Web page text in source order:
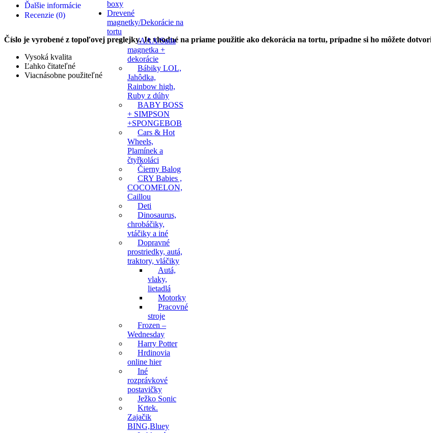
boxy
Drevené
magnetky/Dekorácie na
tortu
/AAA/Sada
magnetka +
dekorácie
Bábiky LOL,
Jahôdka,
Rainbow high,
Ruby z dúhy
BABY BOSS
+ SIMPSON
+SPONGEBOB
Cars & Hot
Wheels,
Plamínek a
čtyřkoláci
Čierny Balog
CRY Babies ,
COCOMELON,
Caillou
Deti
Dinosaurus,
chrobáčiky,
vtáčiky a iné
Dopravné
prostriedky, autá,
traktory, vláčiky
Autá,
vlaky,
lietadlá
Motorky
Pracovné
stroje
Frozen –
Wednesday
Harry Potter
Hrdinovia
online hier
Iné
rozprávkové
postavičky
Ježko Sonic
Krtek.
Zajačik
BING,Bluey
Ďalšie informácie
Recenzie (0)
Číslo je vyrobené z topoľovej preglejky. Je vhodné na priame použitie ako dekorácia na tortu, prípadne si ho môžete
Vysoká kvalita
Ľahko čitateľné
Viacnásobne použiteľné